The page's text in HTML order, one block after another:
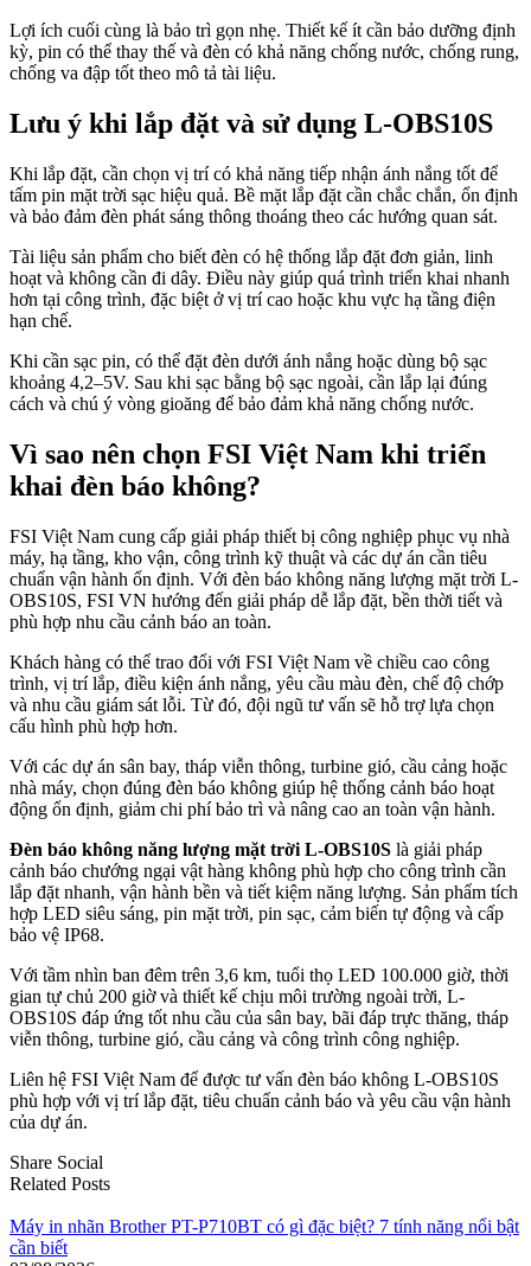
Lợi ích cuối cùng là bảo trì gọn nhẹ. Thiết kế ít cần bảo dưỡng định
kỳ, pin có thể thay thế và đèn có khả năng chống nước, chống rung,
chống va đập tốt theo mô tả tài liệu.
Lưu ý khi lắp đặt và sử dụng L-OBS10S
Khi lắp đặt, cần chọn vị trí có khả năng tiếp nhận ánh nắng tốt để
tấm pin mặt trời sạc hiệu quả. Bề mặt lắp đặt cần chắc chắn, ổn định
và bảo đảm đèn phát sáng thông thoáng theo các hướng quan sát.
Tài liệu sản phẩm cho biết đèn có hệ thống lắp đặt đơn giản, linh
hoạt và không cần đi dây. Điều này giúp quá trình triển khai nhanh
hơn tại công trình, đặc biệt ở vị trí cao hoặc khu vực hạ tầng điện
hạn chế.
Khi cần sạc pin, có thể đặt đèn dưới ánh nắng hoặc dùng bộ sạc
khoảng 4,2–5V. Sau khi sạc bằng bộ sạc ngoài, cần lắp lại đúng
cách và chú ý vòng gioăng để bảo đảm khả năng chống nước.
Vì sao nên chọn FSI Việt Nam khi triển
khai đèn báo không?
FSI Việt Nam cung cấp giải pháp thiết bị công nghiệp phục vụ nhà
máy, hạ tầng, kho vận, công trình kỹ thuật và các dự án cần tiêu
chuẩn vận hành ổn định. Với đèn báo không năng lượng mặt trời L-
OBS10S, FSI VN hướng đến giải pháp dễ lắp đặt, bền thời tiết và
phù hợp nhu cầu cảnh báo an toàn.
Khách hàng có thể trao đổi với FSI Việt Nam về chiều cao công
trình, vị trí lắp, điều kiện ánh nắng, yêu cầu màu đèn, chế độ chớp
và nhu cầu giám sát lỗi. Từ đó, đội ngũ tư vấn sẽ hỗ trợ lựa chọn
cấu hình phù hợp hơn.
Với các dự án sân bay, tháp viễn thông, turbine gió, cầu cảng hoặc
nhà máy, chọn đúng đèn báo không giúp hệ thống cảnh báo hoạt
động ổn định, giảm chi phí bảo trì và nâng cao an toàn vận hành.
Đèn báo không năng lượng mặt trời L-OBS10S là giải pháp
cảnh báo chướng ngại vật hàng không phù hợp cho công trình cần
lắp đặt nhanh, vận hành bền và tiết kiệm năng lượng. Sản phẩm tích
hợp LED siêu sáng, pin mặt trời, pin sạc, cảm biến tự động và cấp
bảo vệ IP68.
Với tầm nhìn ban đêm trên 3,6 km, tuổi thọ LED 100.000 giờ, thời
gian tự chủ 200 giờ và thiết kế chịu môi trường ngoài trời, L-
OBS10S đáp ứng tốt nhu cầu của sân bay, bãi đáp trực thăng, tháp
viễn thông, turbine gió, cầu cảng và công trình công nghiệp.
Liên hệ FSI Việt Nam để được tư vấn đèn báo không L-OBS10S
phù hợp với vị trí lắp đặt, tiêu chuẩn cảnh báo và yêu cầu vận hành
của dự án.
Share Social
Related Posts
Máy in nhãn Brother PT-P710BT có gì đặc biệt? 7 tính năng nổi bật
cần biết